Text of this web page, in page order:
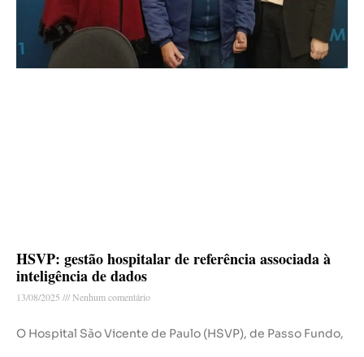
HSVP: gestão hospitalar de referência associada à
inteligência de dados
13/08/2025 Nenhum comentário
O Hospital São Vicente de Paulo (HSVP), de Passo Fundo,